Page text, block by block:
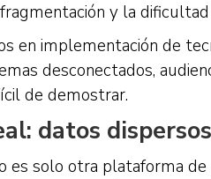
y la
en implementación de
desconectados,
de demostrar.
datos
es solo otra plataforma